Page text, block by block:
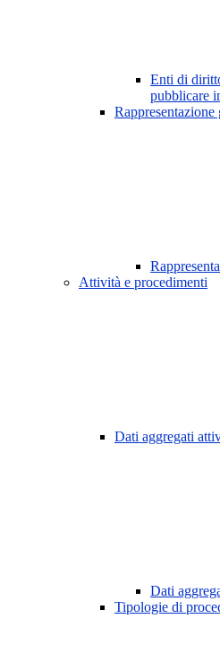
Enti di
pubblicare
Rappresentazione
Attività e procedimenti
Dati aggregati
Dati
Tipologie di